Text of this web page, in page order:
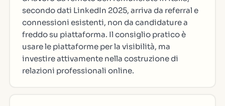
secondo dati LinkedIn 2025, arriva da referral e
connessioni esistenti, non da candidature a
freddo su piattaforma. Il consiglio pratico è
usare le piattaforme per la visibilità, ma
investire attivamente nella costruzione di
relazioni professionali online.